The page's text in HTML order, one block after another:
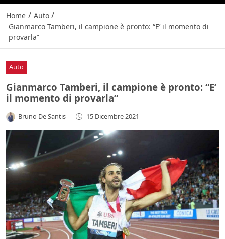
Home / Auto /
Gianmarco Tamberi, il campione è pronto: “E’ il momento di
provarla”
Auto
Gianmarco Tamberi, il campione è pronto: “E’
il momento di provarla”
Bruno De Santis - 15 Dicembre 2021